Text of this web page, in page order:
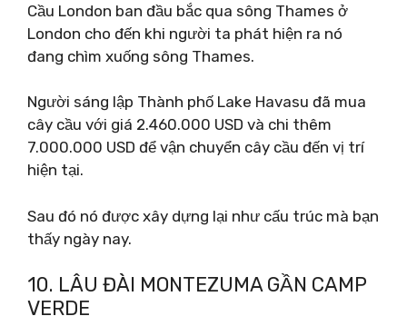
Cầu London ban đầu bắc qua sông Thames ở
London cho đến khi người ta phát hiện ra nó
đang chìm xuống sông Thames.
Người sáng lập Thành phố Lake Havasu đã mua
cây cầu với giá 2.460.000 USD và chi thêm
7.000.000 USD để vận chuyển cây cầu đến vị trí
hiện tại.
Sau đó nó được xây dựng lại như cấu trúc mà bạn
thấy ngày nay.
10. LÂU ĐÀI MONTEZUMA GẦN CAMP
VERDE